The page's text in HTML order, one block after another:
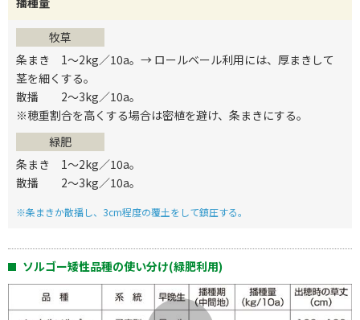
牧草
条まき 1～2kg／10a。→ ロールベール利用には、厚まきして
茎を細くする。
散播 2～3kg／10a。
※穂重割合を高くする場合は密植を避け、条まきにする。
緑肥
条まき 1～2kg／10a。
散播 2～3kg／10a。
※条まきか散播し、3cm程度の覆土をして鎮圧する。
ソルゴー矮性品種の使い分け(緑肥利用)